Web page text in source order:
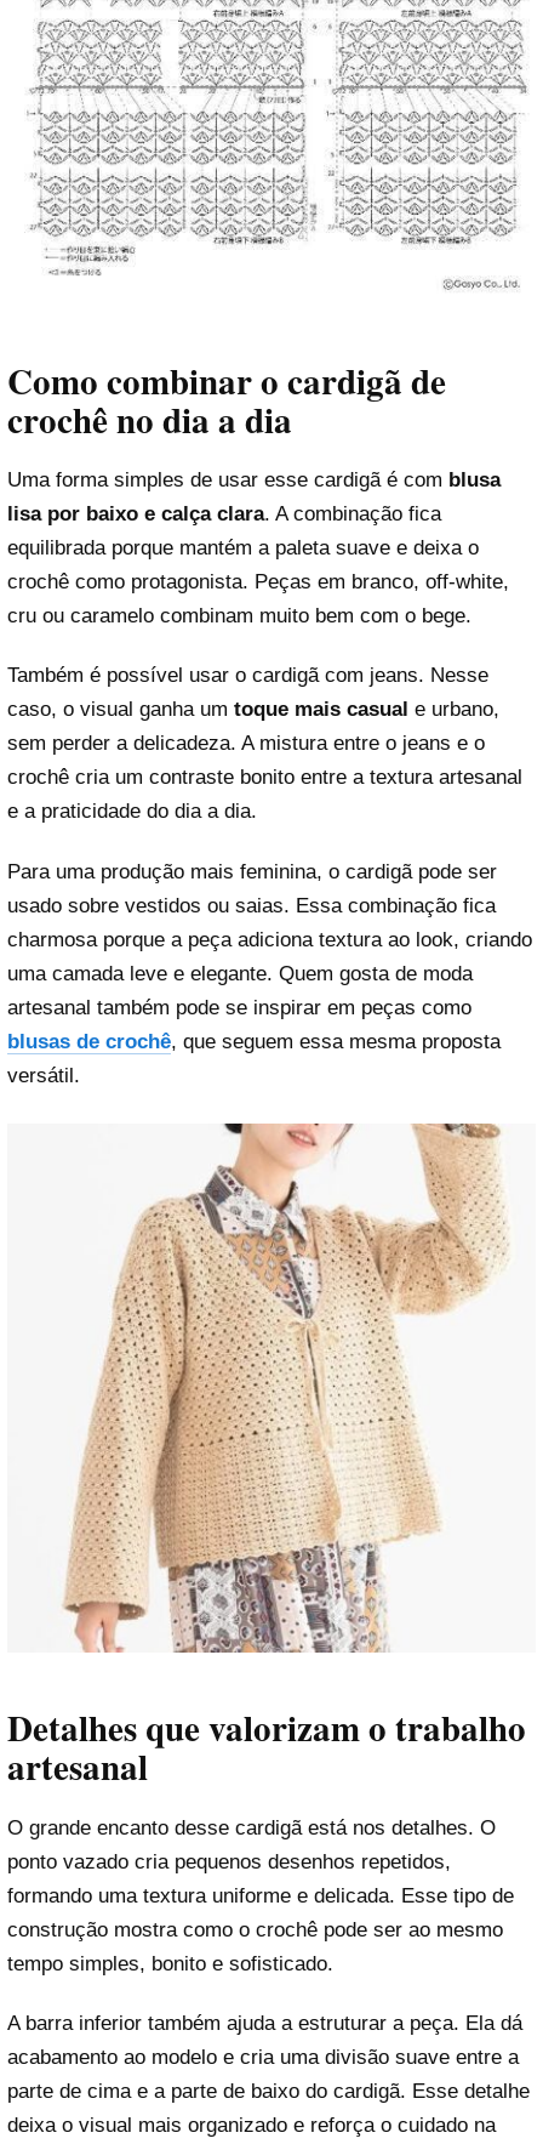
Como combinar o cardigã de
crochê no dia a dia
Uma forma simples de usar esse cardigã é com blusa
lisa por baixo e calça clara. A combinação fica
equilibrada porque mantém a paleta suave e deixa o
crochê como protagonista. Peças em branco, off-white,
cru ou caramelo combinam muito bem com o bege.
Também é possível usar o cardigã com jeans. Nesse
caso, o visual ganha um toque mais casual e urbano,
sem perder a delicadeza. A mistura entre o jeans e o
crochê cria um contraste bonito entre a textura artesanal
e a praticidade do dia a dia.
Para uma produção mais feminina, o cardigã pode ser
usado sobre vestidos ou saias. Essa combinação fica
charmosa porque a peça adiciona textura ao look, criando
uma camada leve e elegante. Quem gosta de moda
artesanal também pode se inspirar em peças como
blusas de crochê, que seguem essa mesma proposta
versátil.
Detalhes que valorizam o trabalho
artesanal
O grande encanto desse cardigã está nos detalhes. O
ponto vazado cria pequenos desenhos repetidos,
formando uma textura uniforme e delicada. Esse tipo de
construção mostra como o crochê pode ser ao mesmo
tempo simples, bonito e sofisticado.
A barra inferior também ajuda a estruturar a peça. Ela dá
acabamento ao modelo e cria uma divisão suave entre a
parte de cima e a parte de baixo do cardigã. Esse detalhe
deixa o visual mais organizado e reforça o cuidado na